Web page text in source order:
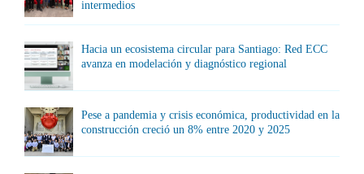
intermedios
Hacia un ecosistema circular para Santiago: Red ECC
avanza en modelación y diagnóstico regional
Pese a pandemia y crisis económica, productividad en la
construcción creció un 8% entre 2020 y 2025